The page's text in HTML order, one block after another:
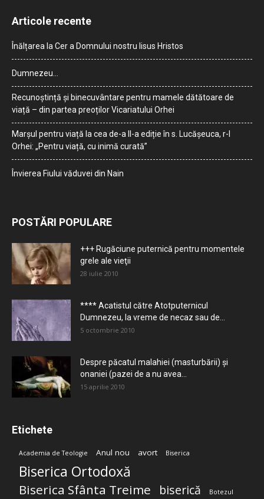
Articole recente
Înălțarea la Cer a Domnului nostru Iisus Hristos
Dumnezeu…
Recunoștință și binecuvântare pentru mamele dătătoare de
viață – din partea preoților Vicariatului Orhei
Marșul pentru viață la cea de-a II-a ediție în s. Lucășeuca, r-l
Orhei: „Pentru viață, cu inimă curată”
Învierea Fiului văduvei din Nain
POSTĂRI POPULARE
+++ Rugăciune puternică pentru momentele
grele ale vieţii
28 iulie 2010
**** Acatistul către Atotputernicul
Dumnezeu, la vreme de necaz sau de...
5 octombrie 2010
Despre păcatul malahiei (masturbării) şi
onaniei (pazei de a nu avea...
15 aprilie 2010
Etichete
Academia de Teologie Anul nou avort Biserica
Biserica Ortodoxă
Biserica Sfânta Treime biserică Botezul